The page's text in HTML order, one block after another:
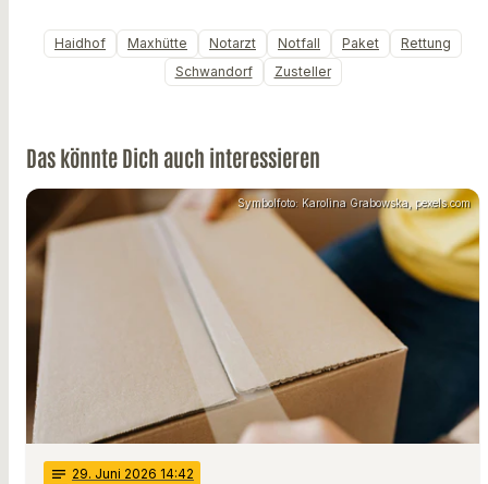
Haidhof Maxhütte Notarzt Notfall Paket
Rettung
Schwandorf
Zusteller
Das könnte Dich auch interessieren
Symbolfoto: Karolina Grabowska, pexels.com
notes 29. Juni 2026 14:42